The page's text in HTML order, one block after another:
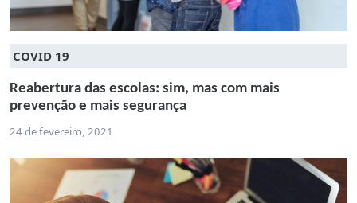
COVID 19
Reabertura das escolas: sim, mas com mais
prevenção e mais segurança
24 de fevereiro, 2021